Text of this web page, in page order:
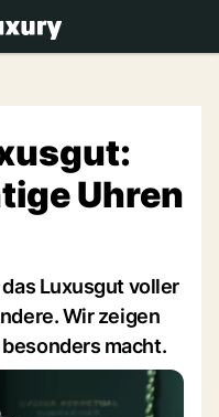
Uhren
Luxusgut voller
Wir zeigen
macht.